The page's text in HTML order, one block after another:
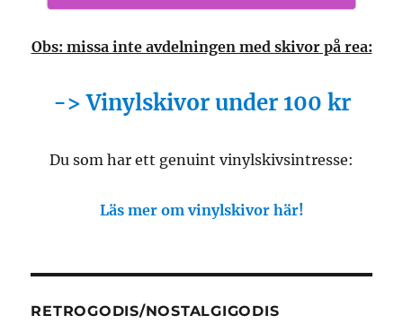
Obs: missa inte avdelningen med skivor på rea:
-> Vinylskivor under 100 kr
Du som har ett genuint vinylskivsintresse:
Läs mer om vinylskivor här!
RETROGODIS/NOSTALGIGODIS